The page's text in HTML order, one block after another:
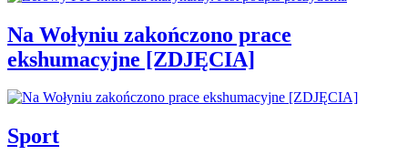
Na Wołyniu zakończono prace
ekshumacyjne [ZDJĘCIA]
Sport